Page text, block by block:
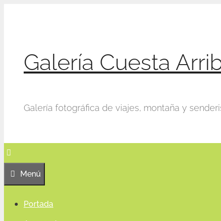
Galería Cuesta
Galería fotográfica de viajes, montaña y
Menú
Portada